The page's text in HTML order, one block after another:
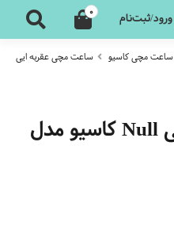
ورود/ثبت‌نام 0
ساعت مچی کاسیو
ساعت مچی عقربه ایی
ساعت مچی عقربه ایی Null کاسیو مدل